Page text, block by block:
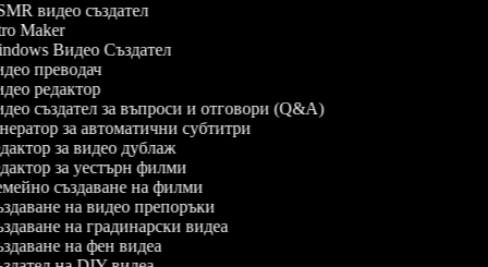
видео създател
Maker
Видео Създател
преводач
редактор
създател за въпроси и отговори (Q&A)
за автоматични субтитри
за видео дублаж
за уестърн филми
създаване на филми
на видео препоръки
на градинарски видеа
на фен видеа